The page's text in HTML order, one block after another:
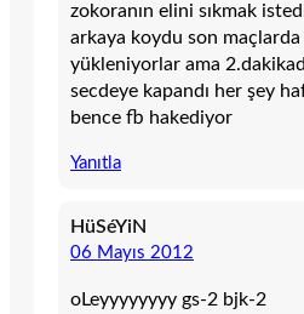
zokoranın elini sıkmak
arkaya koydu son
yükleniyorlar ama
secdeye kapandı her şey
bence fb hakediyor
Yanıtla
HüSéYiN
06 Mayıs 2012
oLeyyyyyyyy gs-2 bjk-2